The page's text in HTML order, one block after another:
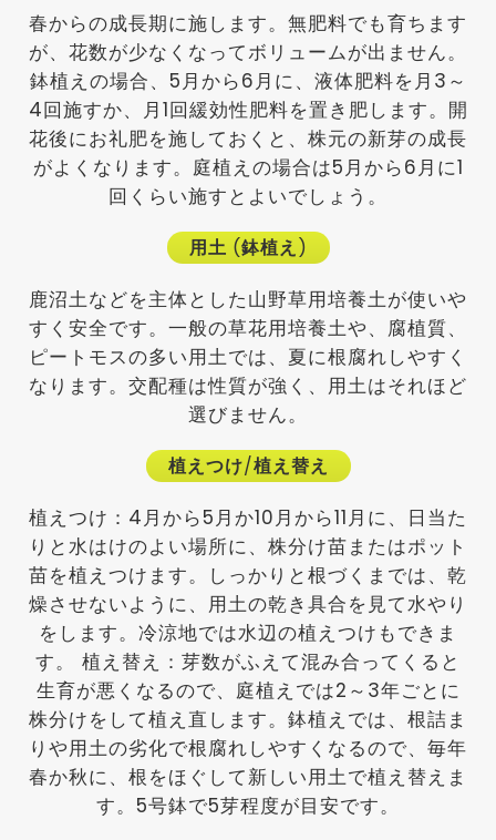
春からの成長期に施します。無肥料でも育ちます
が、花数が少なくなってボリュームが出ません。
鉢植えの場合、5月から6月に、液体肥料を月3～
4回施すか、月1回緩効性肥料を置き肥します。開
花後にお礼肥を施しておくと、株元の新芽の成長
がよくなります。庭植えの場合は5月から6月に1
回くらい施すとよいでしょう。
用土 (鉢植え)
鹿沼土などを主体とした山野草用培養土が使いや
すく安全です。一般の草花用培養土や、腐植質、
ピートモスの多い用土では、夏に根腐れしやすく
なります。交配種は性質が強く、用土はそれほど
選びません。
植えつけ/植え替え
植えつけ：4月から5月か10月から11月に、日当た
りと水はけのよい場所に、株分け苗またはポット
苗を植えつけます。しっかりと根づくまでは、乾
燥させないように、用土の乾き具合を見て水やり
をします。冷涼地では水辺の植えつけもできま
す。 植え替え：芽数がふえて混み合ってくると
生育が悪くなるので、庭植えでは2～3年ごとに
株分けをして植え直します。鉢植えでは、根詰ま
りや用土の劣化で根腐れしやすくなるので、毎年
春か秋に、根をほぐして新しい用土で植え替えま
す。5号鉢で5芽程度が目安です。